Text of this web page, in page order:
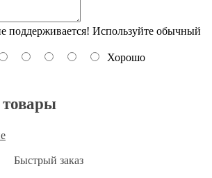
поддерживается! Используйте обычный
Хорошо
Быстрый заказ